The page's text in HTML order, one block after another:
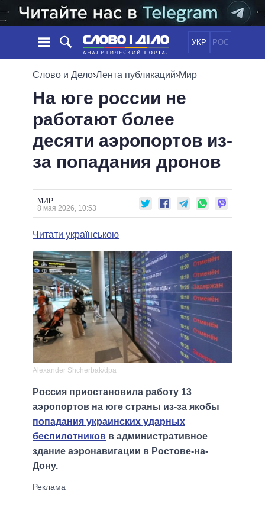
УКР РОС
НОВОСТИ
ЛЕНТА
СОБЫТИЯ
СТАТЬИ
ОБЗОРЫ
ДАЙДЖЕСТЫ
ПОЛИТИКА
ЭКОНОМИКА
ОБЩЕСТВО
ОБЕЩАНИЯ
ПОЛИТИКИ
ПРЕЗИДЕНТ И ОФИС
ВЕРХОВНАЯ РАДА
КАБИНЕТ МИНИСТРОВ
МЭРЫ
ВСЕ ПЕРСОНЫ
ИНФОГРАФИКА
ПОДДЕРЖАТЬ
СРАВНЕНИЕ ПОЛИТИКОВ
Слово и Дело›Лента публикаций›Мир
На юге россии не
работают более
десяти аэропортов из-
за попадания дронов
МИР
8 мая 2026, 10:53
Читати українською
Alexander Shcherbak/dpa
Россия приостановила работу 13
аэропортов на юге страны из-за якобы
попадания украинских ударных
беспилотников в административное
здание аэронавигации в Ростове-на-
Дону.